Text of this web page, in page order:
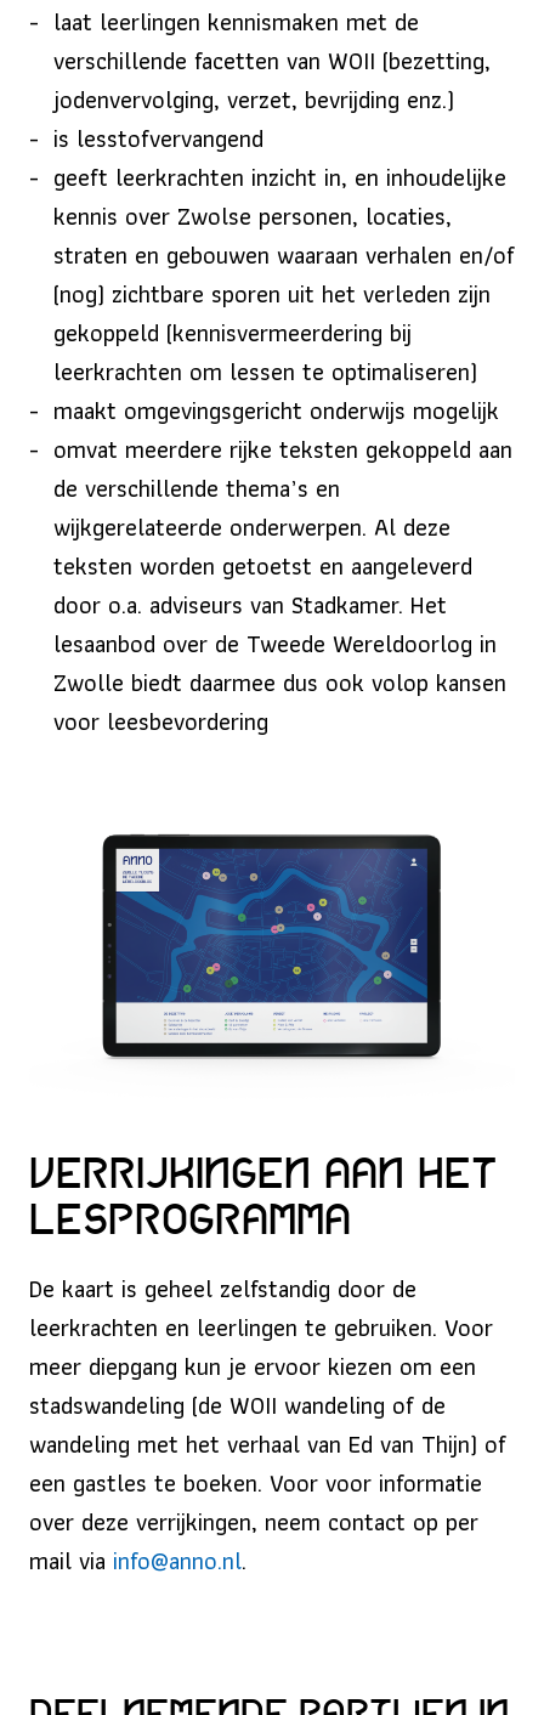
laat leerlingen kennismaken met de
verschillende facetten van WOII (bezetting,
jodenvervolging, verzet, bevrijding enz.)
is lesstofvervangend
geeft leerkrachten inzicht in, en inhoudelijke
kennis over Zwolse personen, locaties,
straten en gebouwen waaraan verhalen en/of
(nog) zichtbare sporen uit het verleden zijn
gekoppeld (kennisvermeerdering bij
leerkrachten om lessen te optimaliseren)
maakt omgevingsgericht onderwijs mogelijk
omvat meerdere rijke teksten gekoppeld aan
de verschillende thema’s en
wijkgerelateerde onderwerpen. Al deze
teksten worden getoetst en aangeleverd
door o.a. adviseurs van Stadkamer. Het
lesaanbod over de Tweede Wereldoorlog in
Zwolle biedt daarmee dus ook volop kansen
voor leesbevordering
Verrijkingen aan het
lesprogramma
De kaart is geheel zelfstandig door de
leerkrachten en leerlingen te gebruiken. Voor
meer diepgang kun je ervoor kiezen om een
stadswandeling (de WOII wandeling of de
wandeling met het verhaal van Ed van Thijn) of
een gastles te boeken. Voor voor informatie
over deze verrijkingen, neem contact op per
mail via info@anno.nl.